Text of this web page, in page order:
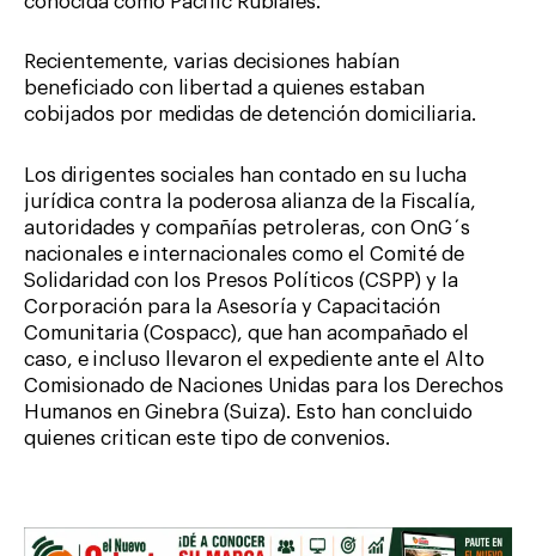
Recientemente, varias decisiones habían
beneficiado con libertad a quienes estaban
cobijados por medidas de detención domiciliaria.
Los dirigentes sociales han contado en su lucha
jurídica contra la poderosa alianza de la Fiscalía,
autoridades y compañías petroleras, con OnG´s
nacionales e internacionales como el Comité de
Solidaridad con los Presos Políticos (CSPP) y la
Corporación para la Asesoría y Capacitación
Comunitaria (Cospacc), que han acompañado el
caso, e incluso llevaron el expediente ante el Alto
Comisionado de Naciones Unidas para los Derechos
Humanos en Ginebra (Suiza). Esto han concluido
quienes critican este tipo de convenios.